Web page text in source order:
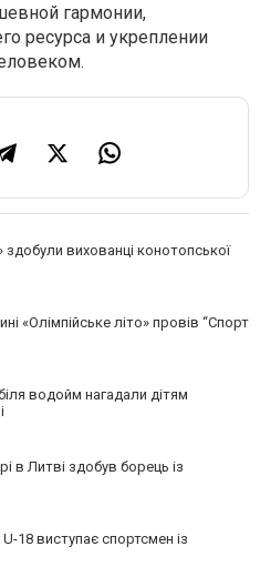
гармонии,
ресурса и укреплении
здобули вихованці конотопської
«Олімпійське літо» провів “Спорт
водойм нагадали дітям
в Литві здобув борець із
18 виступає спортсмен із